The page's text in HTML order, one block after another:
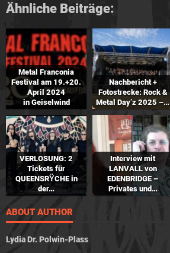
Ähnliche Beiträge:
Metal Franconia
Festival am 19.+20.
April 2024
in Geiselwind
Nachbericht +
Fotostrecke: Rock &
Metal Day’z 2025 –…
VERLOSUNG: 2
Tickets für
QUEENSRŸCHE in
der…
Interview mit
LANVALL von
EDENBRIDGE –
Privates und…
ABOUT AUTHOR
Lydia Dr. Polwin-Plass